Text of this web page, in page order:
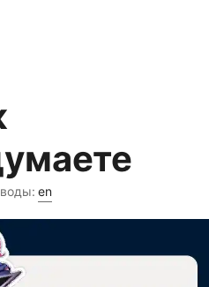
en